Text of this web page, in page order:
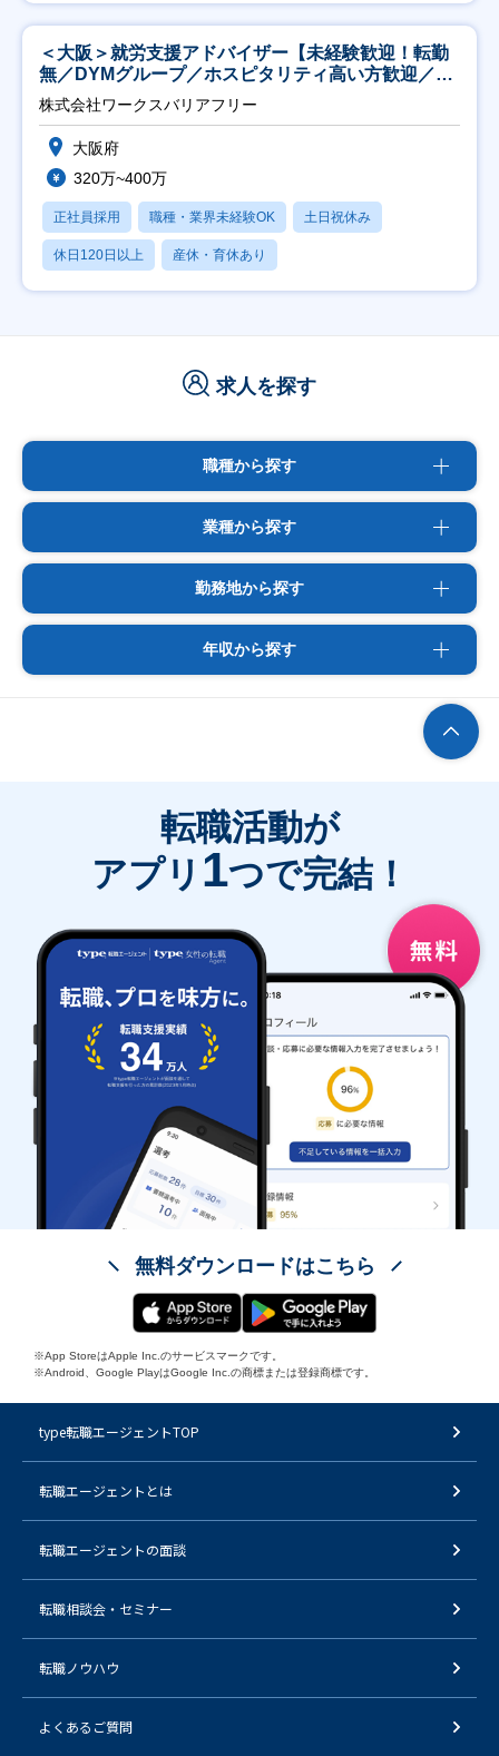
＜大阪＞就労支援アドバイザー【未経験歓迎！転勤
無／DYMグループ／ホスピタリティ高い方歓迎／土
日祝】
株式会社ワークスバリアフリー
大阪府
320万~400万
正社員採用 職種・業界未経験OK 土日祝休み
休日120日以上 産休・育休あり
求人を探す
職種から探す
業種から探す
勤務地から探す
年収から探す
転職活動が
アプリ 1つで完結！
無料ダウンロードはこちら
※App StoreはApple Inc.のサービスマークです。
※Android、Google PlayはGoogle Inc.の商標または登録商標です。
type転職エージェントTOP
転職エージェントとは
転職エージェントの面談
転職相談会・セミナー
転職ノウハウ
よくあるご質問